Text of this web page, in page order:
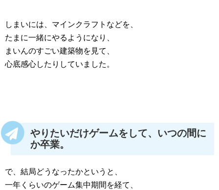
しまいには、マインクラフトなどを、
たまに一緒にやるようになり、
まいんのすごい建築物を見て、
心底感心したりしていました。
やりたいだけゲームをして、いつの間に
か卒業。
で、結局どうなったかというと、
一年くらいのゲーム集中期間を経て、